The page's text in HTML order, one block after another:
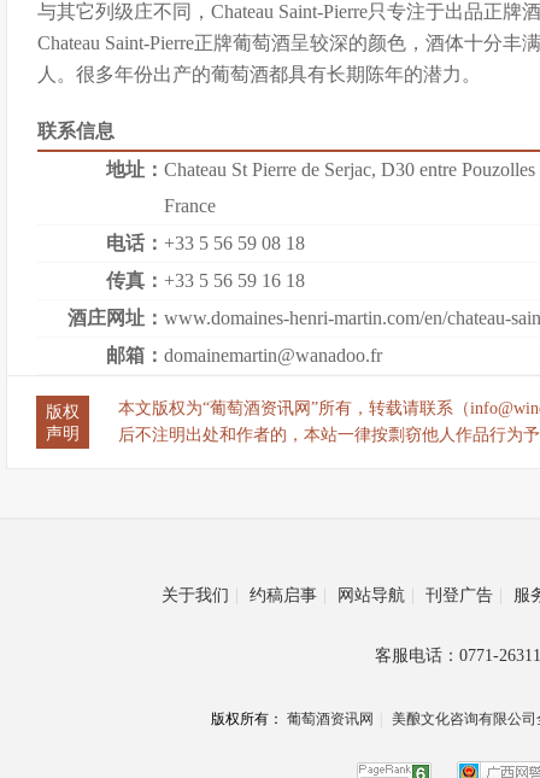
与其它列级庄不同，Chateau Saint-Pierre只专注于出品正牌
Chateau Saint-Pierre正牌葡萄酒呈较深的颜色，酒体十分
人。很多年份出产的葡萄酒都具有长期陈年的潜力。
联系信息
地址： Chateau St Pierre de Serjac, D30 entre
France
电话： +33 5 56 59 08 18
传真： +33 5 56 59 16 18
酒庄网址： www.domaines-henri-martin.com/en/chateau-
邮箱： domainemartin@wanadoo.fr
版权
声明
本文版权为“葡萄酒资讯网”所有，转载请联系（
后不注明出处和作者的，本站一律按剽窃他人作品行为
关于我们 约稿启事 网站导航 刊登广告 服
客服电话：0771-
版权所有： 葡萄酒资讯网 美酿文化咨询有限公司